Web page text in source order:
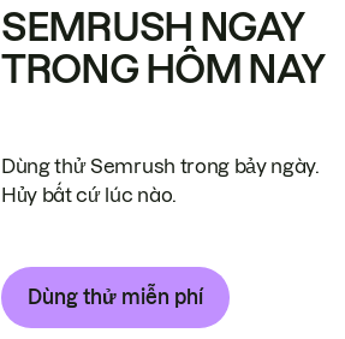
SEMRUSH NGAY
TRONG HÔM NAY
Dùng thử Semrush trong bảy ngày.
Hủy bất cứ lúc nào.
Dùng thử miễn phí